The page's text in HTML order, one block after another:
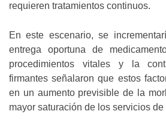
requieren tratamientos continuos.
En este escenario, se
entrega oportuna de
procedimientos vitales y la
firmantes señalaron que estos
en un aumento previsible de la
mayor saturación de los servicios de